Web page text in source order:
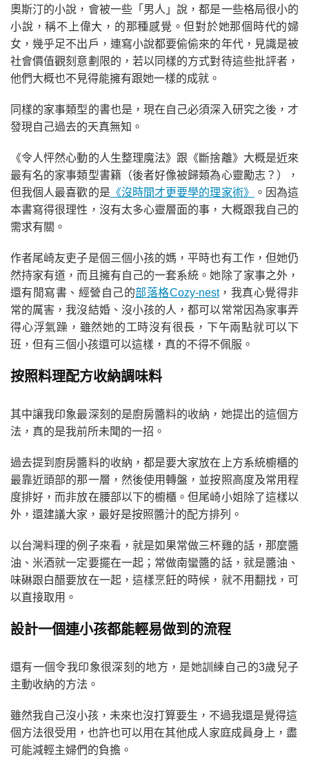
奧斯汀的小說，會被一些「男人」說，都是一些格局很小的
小說，稱不上偉大，的那種感覺。但對於她那個時代的婦
女，幾乎足不出戶，連寫小說都要偷偷來的年代，見識是被
社會價值觀刻意劃限的，若以同樣的方式對待這些批評者，
他們大概也不見得能擁有跟她一樣的成就。
同樣的家事類型的書也是，現在自己必須深入研究之後，才
發現自己過去的天真無知。
《令人怦然心動的人生整理魔法》跟《斷捨離》大概是近來
最有名的家事類型書籍（後者好像被歸類為心靈勵志？），
但我個人最喜歡的是 《沒時間才更要學的理家術》
。因為這
本書寫得很理性，沒有太多心靈層面的事，大概跟我自己的
需求有關。
作者尾崎友吏子是個三個小孩的媽，平時也有工作，但她仍
然持家有道，而且擁有自己的一套系統。她除了家事之外，
還有閒寫書、經營自己的部落格Cozy-nest，我真心覺得非
常的厲害，我沒結婚、沒小孩的人，都可以常常因為家事弄
得心浮氣躁，雖然她的工時沒有很長，下午兩點就可以下
班，但有三個小孩還可以這樣，真的不得不佩服。
按照料理配方收納調味料
其中讓我印象最深刻的是廚房醬料的收納，她提出的這個方
法，真的是我前所未聞的一招。
過去提到廚房醬料的收納，都是要大家放在上方系統櫥櫃的
最靠近頭部的那一層，然後使用轉盤，並按照高度及常用程
度排好，而非放在腰部以下的櫥櫃。但尾崎小姐除了這樣以
外，還建議大家，最好是按照醬汁的配方排列。
以台灣料理的例子來看，就是如果常做三杯雞的話，那麼醬
油、米酒就一定要擺在一起；常做南蠻醬的話，就是醬油、
味碄跟白醋要放在一起，這樣烹飪的時候，就不用翻找，可
以直接取用。
設計一個連小孩都能輕易做到的流程
還有一個令我印象很深刻的地方，是她訓練自己的3歲兒子
主動收納的方法。
雖然我自己沒小孩，未來也沒打算要生，不過我還是覺得這
個方法很受用，也許也可以用在其他成人家庭成員身上，盡
可能減輕主婦們的負擔。